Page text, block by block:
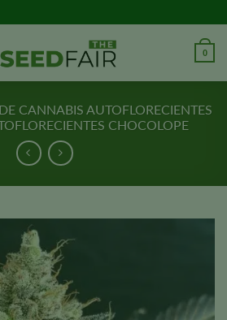
0
CANNABIS AUTOFLORECIENTES
CHOCOLOPE